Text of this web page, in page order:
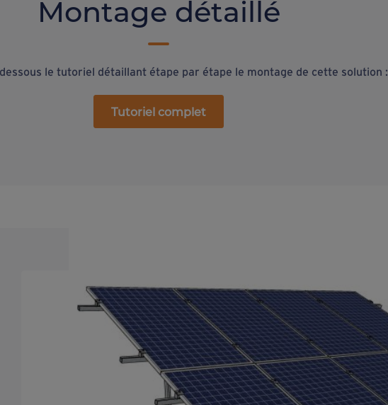
Montage détaillé
le tutoriel détaillant étape par étape le montage de cette solution :
Tutoriel complet